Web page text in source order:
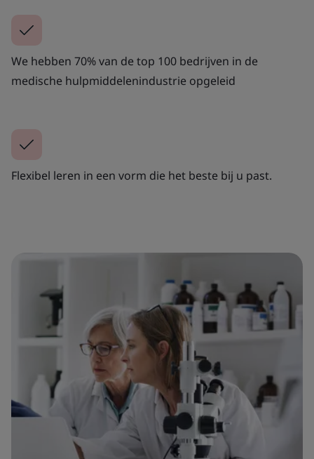
We hebben 70% van de top 100 bedrijven in de
medische hulpmiddelenindustrie opgeleid
Flexibel leren in een vorm die het beste bij u past.